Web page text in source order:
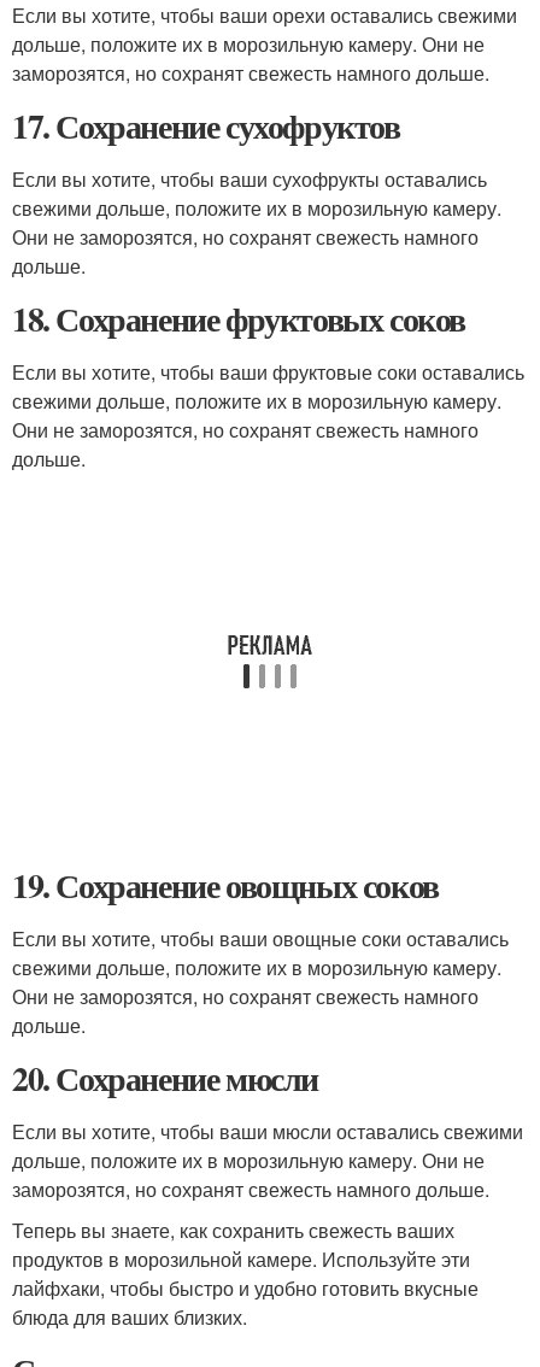
Если вы хотите, чтобы ваши орехи оставались свежими
дольше, положите их в морозильную камеру. Они не
заморозятся, но сохранят свежесть намного дольше.
17. Сохранение сухофруктов
Если вы хотите, чтобы ваши сухофрукты оставались
свежими дольше, положите их в морозильную камеру.
Они не заморозятся, но сохранят свежесть намного
дольше.
18. Сохранение фруктовых соков
Если вы хотите, чтобы ваши фруктовые соки оставались
свежими дольше, положите их в морозильную камеру.
Они не заморозятся, но сохранят свежесть намного
дольше.
19. Сохранение овощных соков
Если вы хотите, чтобы ваши овощные соки оставались
свежими дольше, положите их в морозильную камеру.
Они не заморозятся, но сохранят свежесть намного
дольше.
20. Сохранение мюсли
Если вы хотите, чтобы ваши мюсли оставались свежими
дольше, положите их в морозильную камеру. Они не
заморозятся, но сохранят свежесть намного дольше.
Теперь вы знаете, как сохранить свежесть ваших
продуктов в морозильной камере. Используйте эти
лайфхаки, чтобы быстро и удобно готовить вкусные
блюда для ваших близких.